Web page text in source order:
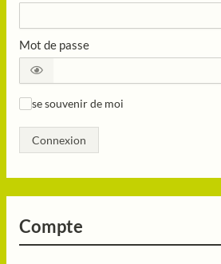
Mot de passe
se souvenir de moi
Connexion
Compte